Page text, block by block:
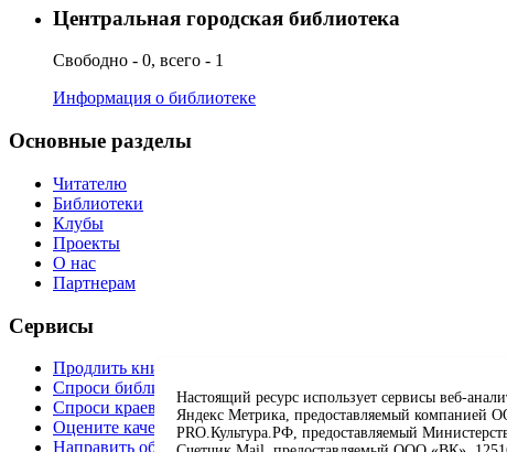
Центральная городская библиотека
Свободно - 0, всего - 1
Информация о библиотеке
Основные разделы
Читателю
Библиотеки
Клубы
Проекты
О нас
Партнерам
Сервисы
Продлить книгу
Спроси библиотекаря
Спроси краеведа
Оцените качество услуг
Направить обращение директору
Настоящий ресурс использует сервисы веб-
Яндекс Метрика, предоставляемый компанией
PRO.Культура.РФ, предоставляемый